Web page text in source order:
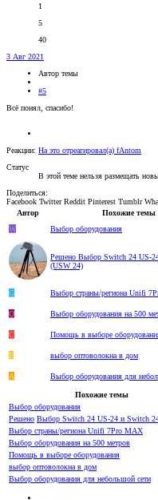
1
5
40
3 Авг 2021
Автор темы
#5
Всё понял, спасибо!
Реакции: На это отреагировал(а) fAntom
Статус
В этой теме нельзя размещать
Поделиться:
Facebook Twitter Reddit Pinterest Tumblr
Автор
Похожие темы
W
Выбор оборудования
Решено Выбор Switch 24 US-
(USW 24)
G Выбор страны/региона Unifi
O
Выбор оборудования на 500
С
Помощь в выборе
Е
выбор оптоволокна в дом
A
Выбор оборудования для
Похожие темы
Выбор оборудования
Решено Выбор Switch 24 US-24 и Switch
Выбор страны/региона Unifi 7Pro MAX
Выбор оборудования на 500 метров
Помощь в выборе оборудования
выбор оптоволокна в дом
Выбор оборудования для небольшой сети